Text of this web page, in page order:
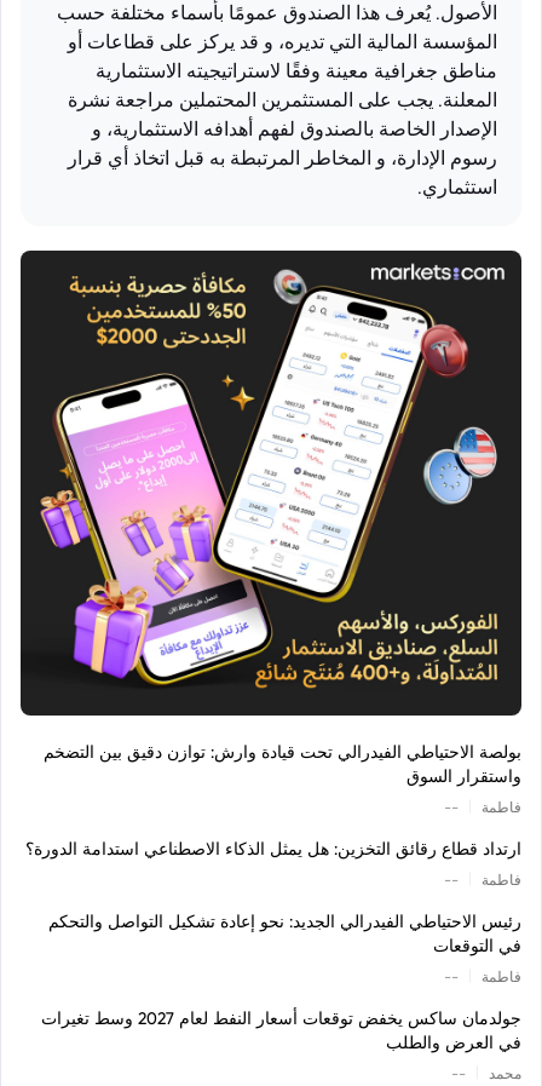
الأصول. يُعرف هذا الصندوق عمومًا بأسماء مختلفة حسب
المؤسسة المالية التي تديره، و قد يركز على قطاعات أو
مناطق جغرافية معينة وفقًا لاستراتيجيته الاستثمارية
المعلنة. يجب على المستثمرين المحتملين مراجعة نشرة
الإصدار الخاصة بالصندوق لفهم أهدافه الاستثمارية، و
رسوم الإدارة، و المخاطر المرتبطة به قبل اتخاذ أي قرار
استثماري.
بولصة الاحتياطي الفيدرالي تحت قيادة وارش: توازن دقيق بين التضخم
واستقرار السوق
فاطمة --
ارتداد قطاع رقائق التخزين: هل يمثل الذكاء الاصطناعي استدامة الدورة؟
فاطمة --
رئيس الاحتياطي الفيدرالي الجديد: نحو إعادة تشكيل التواصل والتحكم
في التوقعات
فاطمة --
جولدمان ساكس يخفض توقعات أسعار النفط لعام 2027 وسط تغيرات
في العرض والطلب
محمد --